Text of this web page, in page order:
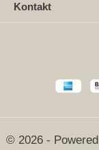
Kontakt
© 2026 -